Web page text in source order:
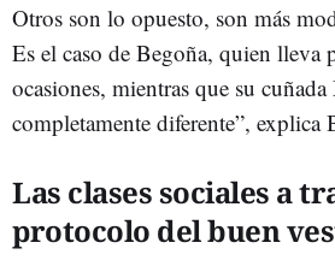
Otros son lo opuesto, son más
Es el caso de Begoña, quien lleva
ocasiones, mientras que su cuñada
completamente diferente”, explica
Las clases sociales a
protocolo del buen